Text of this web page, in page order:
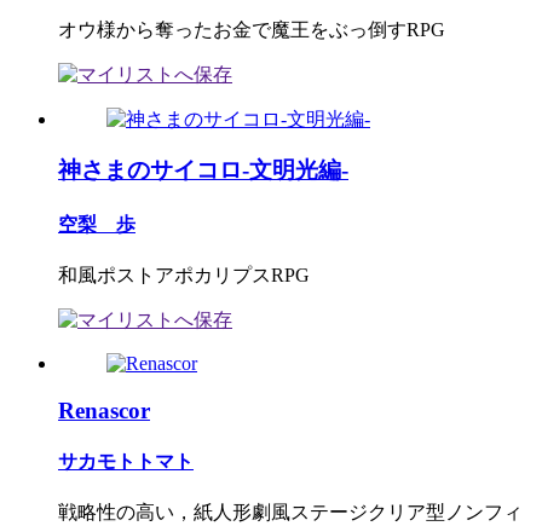
オウ様から奪ったお金で魔王をぶっ倒すRPG
神さまのサイコロ-文明光編-
空梨 歩
和風ポストアポカリプスRPG
Renascor
サカモトトマト
戦略性の高い，紙人形劇風ステージクリア型ノンフィ